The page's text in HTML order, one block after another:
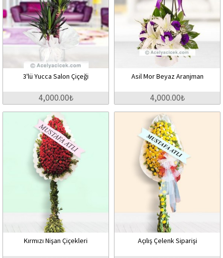
3'lü Yucca Salon Çiçeği
4,000.00₺
Asil Mor Beyaz Aranjman
4,000.00₺
Kırmızı Nişan Çiçekleri Açılış Çelenk Siparişi